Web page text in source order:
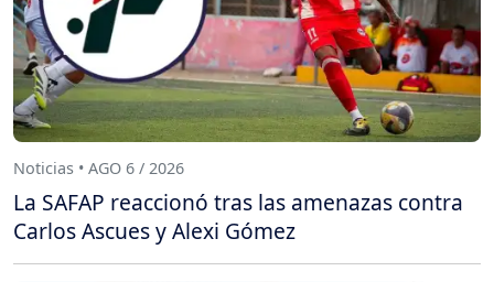
Noticias • AGO 6 / 2026
La SAFAP reaccionó tras las amenazas contra
Carlos Ascues y Alexi Gómez